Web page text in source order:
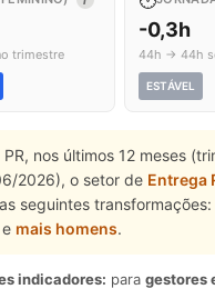
trimestre
-0,3h
44h → 44h
ESTÁVEL
PR, nos últimos 12 meses
2026), o setor de Entrega
seguintes transformações:
e mais homens.
indicadores: para gestores